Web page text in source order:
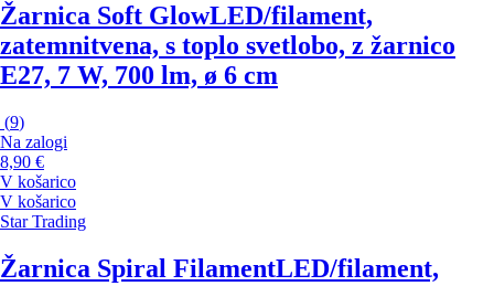
Žarnica Soft GlowLED/filament,
zatemnitvena, s toplo svetlobo, z žarnico
E27, 7 W, 700 lm, ø 6 cm
(9)
Na zalogi
8,90 €
V košarico
V košarico
Star Trading
Žarnica Spiral FilamentLED/filament,